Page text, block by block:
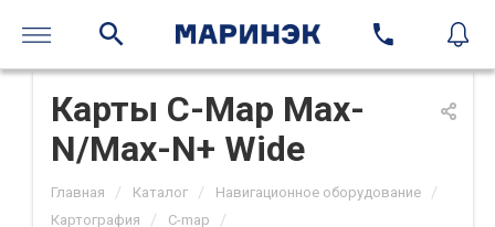
Карты C-Map Max-
N/Max-N+ Wide
Главная / Каталог / Навигационное оборудование /
Картография / C-map /